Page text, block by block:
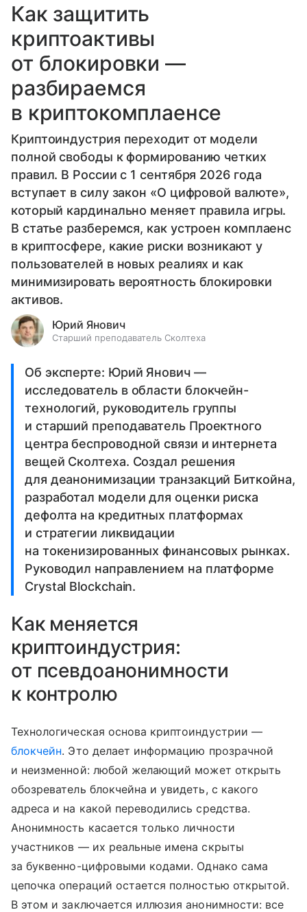
Как защитить
криптоактивы
от блокировки —
разбираемся
в криптокомплаенсе
Криптоиндустрия переходит от модели
полной свободы к формированию четких
правил. В России с 1 сентября 2026 года
вступает в силу закон «О цифровой валюте»,
который кардинально меняет правила игры.
В статье разберемся, как устроен комплаенс
в криптосфере, какие риски возникают у
пользователей в новых реалиях и как
минимизировать вероятность блокировки
активов.
Юрий Янович
Старший преподаватель Сколтеха
Об эксперте: Юрий Янович —
исследователь в области блокчейн-
технологий, руководитель группы
и старший преподаватель Проектного
центра беспроводной связи и интернета
вещей Сколтеха. Создал решения
для деанонимизации транзакций Биткойна,
разработал модели для оценки риска
дефолта на кредитных платформах
и стратегии ликвидации
на токенизированных финансовых рынках.
Руководил направлением на платформе
Crystal Blockchain.
Как меняется
криптоиндустрия:
от псевдоанонимности
к контролю
Технологическая основа криптоиндустрии —
блокчейн. Это делает информацию прозрачной
и неизменной: любой желающий может открыть
обозреватель блокчейна и увидеть, с какого
адреса и на какой переводились средства.
Анонимность касается только личности
участников — их реальные имена скрыты
за буквенно-цифровыми кодами. Однако сама
цепочка операций остается полностью открытой.
В этом и заключается иллюзия анонимности: все